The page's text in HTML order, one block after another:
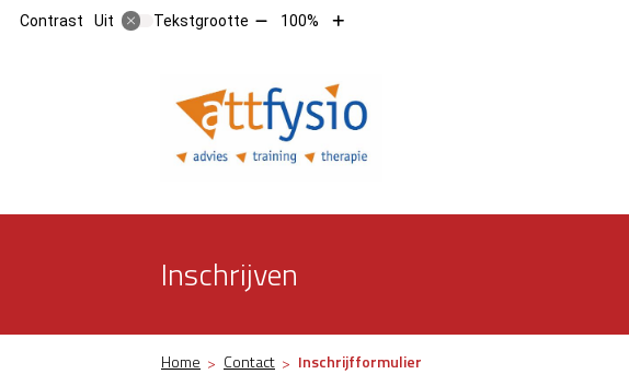
Contrast Uit Tekstgrootte Tekst100%
Tekst
Inschrijven
Home Contact
Inschrijfformulier